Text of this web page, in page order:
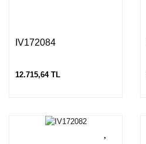
IV172084
12.715,64 TL